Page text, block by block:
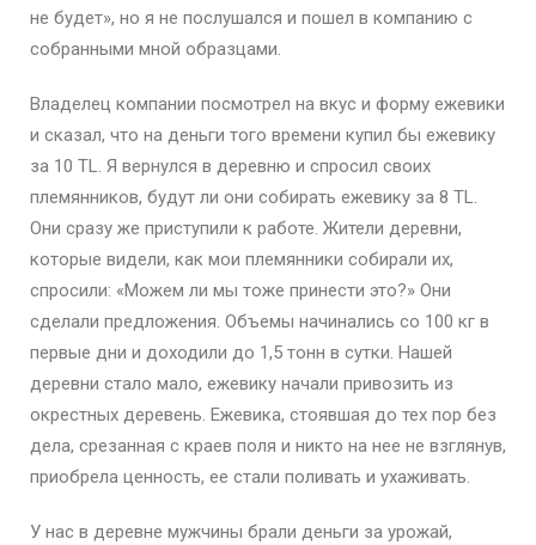
не будет», но я не послушался и пошел в компанию с
собранными мной образцами.
Владелец компании посмотрел на вкус и форму ежевики
и сказал, что на деньги того времени купил бы ежевику
за 10 TL. Я вернулся в деревню и спросил своих
племянников, будут ли они собирать ежевику за 8 TL.
Они сразу же приступили к работе. Жители деревни,
которые видели, как мои племянники собирали их,
спросили: «Можем ли мы тоже принести это?» Они
сделали предложения. Объемы начинались со 100 кг в
первые дни и доходили до 1,5 тонн в сутки. Нашей
деревни стало мало, ежевику начали привозить из
окрестных деревень. Ежевика, стоявшая до тех пор без
дела, срезанная с краев поля и никто на нее не взглянув,
приобрела ценность, ее стали поливать и ухаживать.
У нас в деревне мужчины брали деньги за урожай,